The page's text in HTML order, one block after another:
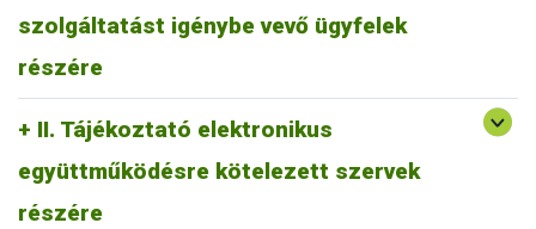
szolgáltatást igénybe vevő ügyfelek
részére
II. Tájékoztató elektronikus
együttműködésre kötelezett szervek
részére